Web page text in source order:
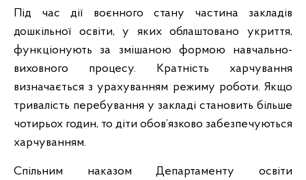
Під час дії воєнного стану частина закладів
дошкільної освіти, у яких облаштовано укриття,
функціонують за змішаною формою навчально-
виховного процесу. Кратність харчування
визначається з урахуванням режиму роботи. Якщо
тривалість перебування у закладі становить більше
чотирьох годин, то діти обов’язково забезпечуються
харчуванням.
Спільним наказом Департаменту освіти